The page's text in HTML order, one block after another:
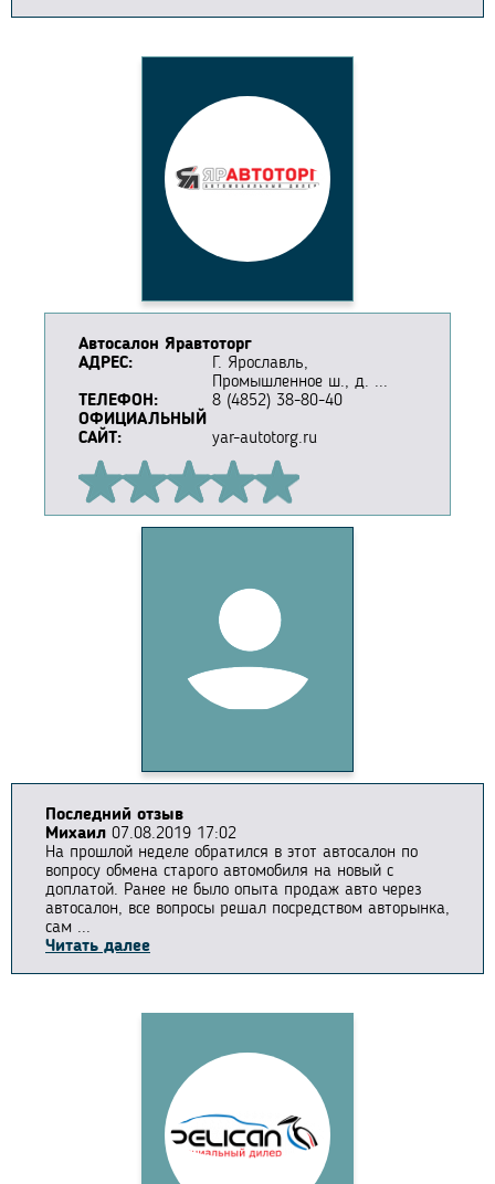
Автосалон Яравтоторг
АДРЕС:
Г. Ярославль,
Промышленное ш., д. ...
ТЕЛЕФОН:
8 (4852) 38-80-40
ОФИЦИАЛЬНЫЙ
САЙТ:
yar-autotorg.ru
Последний отзыв
Михаил 07.08.2019 17:02
На прошлой неделе обратился в этот автосалон по
вопросу обмена старого автомобиля на новый с
доплатой. Ранее не было опыта продаж авто через
автосалон, все вопросы решал посредством авторынка,
сам ...
Читать далее